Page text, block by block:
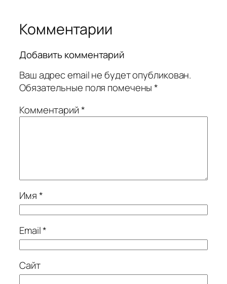
Комментарии
Добавить комментарий
Ваш адрес email не будет опубликован.
Обязательные поля помечены*
Комментарий*
Имя*
Email*
Сайт